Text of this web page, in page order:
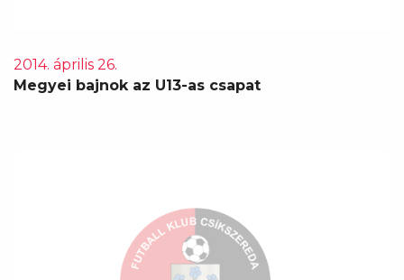
2014. április 26.
Megyei bajnok az U13-as csapat